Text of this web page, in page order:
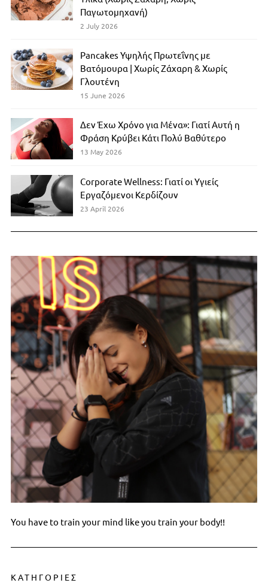
Παγωτομηχανή)
2 July 2026
Pancakes Υψηλής Πρωτεΐνης με
Βατόμουρα | Χωρίς Ζάχαρη & Χωρίς
Γλουτένη
15 June 2026
Δεν Έχω Χρόνο για Μένα»: Γιατί Αυτή η
Φράση Κρύβει Κάτι Πολύ Βαθύτερο
13 May 2026
Corporate Wellness: Γιατί οι Υγιείς
Εργαζόμενοι Κερδίζουν
23 April 2026
You have to train your mind like you train your body!!
ΚΑΤΗΓΟΡΙΕΣ